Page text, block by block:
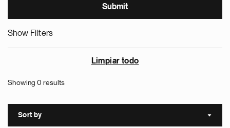
Show Filters
Limpiar todo
Showing 0 results
Sort by Sort